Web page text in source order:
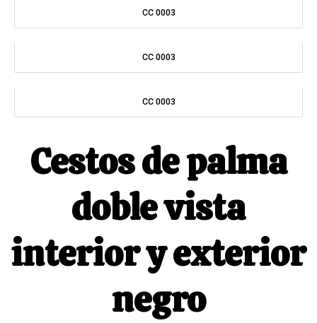
CC 0003
CC 0003
CC 0003
Cestos de palma
doble vista
interior y exterior
negro